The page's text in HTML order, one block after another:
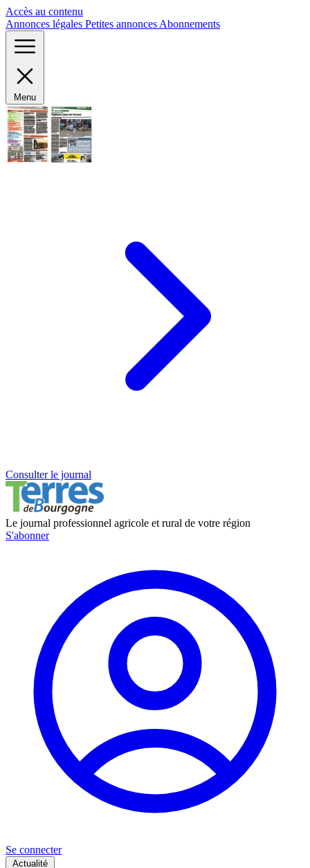
Accès au contenu
Annonces légales Petites annonces Abonnements
Menu
Consulter le journal
Le journal professionnel agricole et rural de votre région
S'abonner
Se connecter
Actualité
Panneau de gestion des cookies